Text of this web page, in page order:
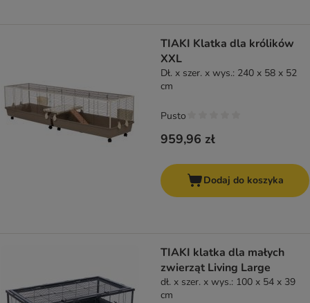
TIAKI Klatka dla królików
XXL
Dł. x szer. x wys.: 240 x 58 x 52
cm
959,96 zł
Pusto
Dodaj do koszyka
TIAKI klatka dla małych
zwierząt Living Large
dł. x szer. x wys.: 100 x 54 x 39
cm